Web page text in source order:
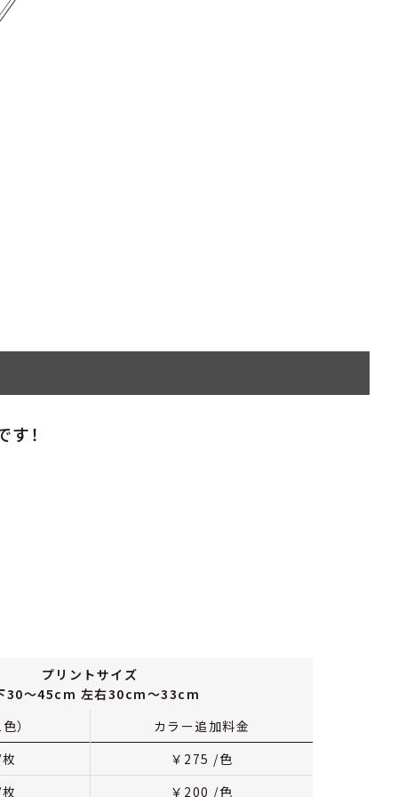
！
プリントサイズ
30～45cm 左右30cm～33cm
）
カラー追加料金
￥ 275 /色
￥ 200 /色